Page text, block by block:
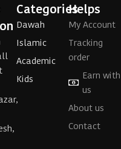
Categories
Dawah
Islamic
Academic
Kids
Helps
My Account
Tracking
order
Earn with
us
About us
Contact